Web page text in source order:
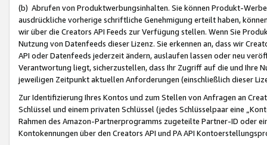
(b) Abrufen von Produktwerbungsinhalten. Sie können Produkt-
ausdrückliche vorherige schriftliche Genehmigung erteilt haben,
wir über die Creators API Feeds zur Verfügung stellen. Wenn Sie
Nutzung von Datenfeeds dieser Lizenz. Sie erkennen an, dass wir
API oder Datenfeeds jederzeit ändern, auslaufen lassen oder neu
Verantwortung liegt, sicherzustellen, dass Ihr Zugriff auf die und Ihre
jeweiligen Zeitpunkt aktuellen Anforderungen (einschließlich dieser
Zur Identifizierung Ihres Kontos und zum Stellen von Anfragen an
Schlüssel und einem privaten Schlüssel (jedes Schlüsselpaar eine
Rahmen des Amazon-Partnerprogramms zugeteilte Partner-ID oder
Kontokennungen über den Creators API und PA API